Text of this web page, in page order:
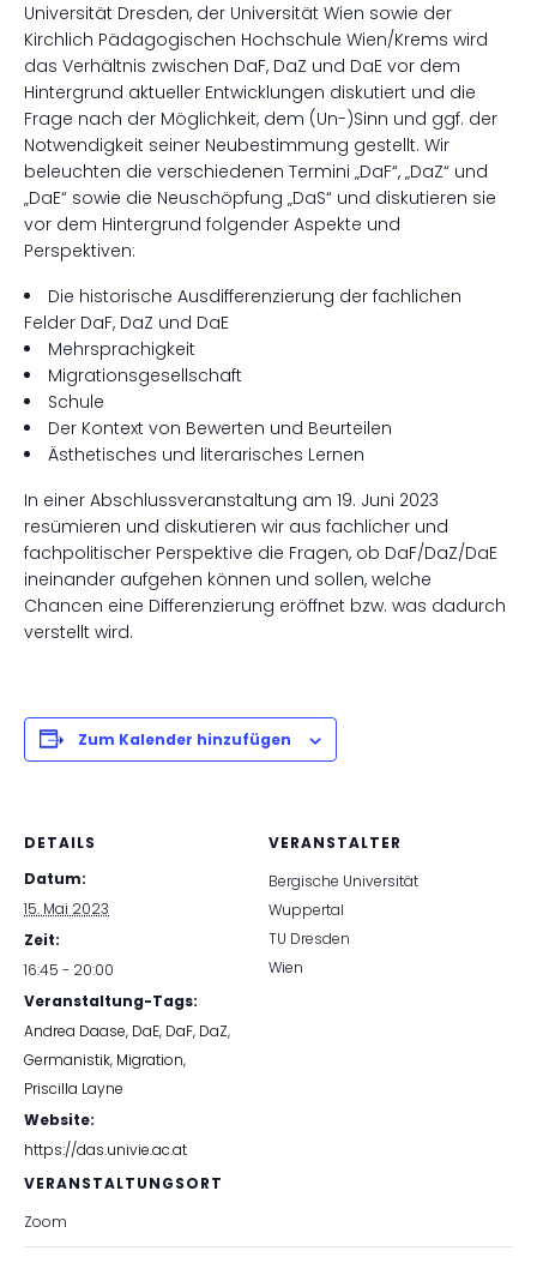
Universität Dresden, der Universität Wien sowie der
Kirchlich Pädagogischen Hochschule Wien/Krems wird
das Verhältnis zwischen DaF, DaZ und DaE vor dem
Hintergrund aktueller Entwicklungen diskutiert und die
Frage nach der Möglichkeit, dem (Un-)Sinn und ggf. der
Notwendigkeit seiner Neubestimmung gestellt. Wir
beleuchten die verschiedenen Termini „DaF“, „DaZ“ und
„DaE“ sowie die Neuschöpfung „DaS“ und diskutieren sie
vor dem Hintergrund folgender Aspekte und
Perspektiven:
Die historische Ausdifferenzierung der fachlichen
Felder DaF, DaZ und DaE
Mehrsprachigkeit
Migrationsgesellschaft
Schule
Der Kontext von Bewerten und Beurteilen
Ästhetisches und literarisches Lernen
In einer Abschlussveranstaltung am 19. Juni 2023
resümieren und diskutieren wir aus fachlicher und
fachpolitischer Perspektive die Fragen, ob DaF/DaZ/DaE
ineinander aufgehen können und sollen, welche
Chancen eine Differenzierung eröffnet bzw. was dadurch
verstellt wird.
Zum Kalender hinzufügen
DETAILS
Datum:
15. Mai 2023
Zeit:
16:45 - 20:00
Veranstaltung-Tags:
Andrea Daase, DaE, DaF, DaZ,
Germanistik, Migration,
Priscilla Layne
Website:
https://das.univie.ac.at
VERANSTALTUNGSORT
Zoom
VERANSTALTER
Bergische Universität
Wuppertal
TU Dresden
Wien